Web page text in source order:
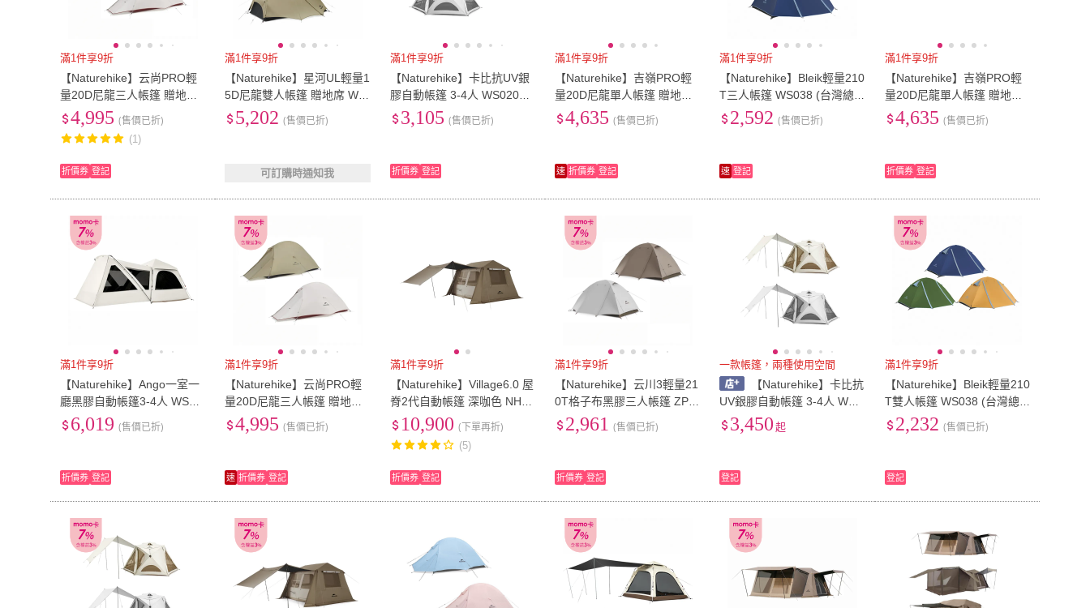
滿1件享9折
【Naturehike】云尚PRO輕
量20D尼龍三人帳篷 贈地席
WS020(台灣總代理公司貨)
4,995 (售價已折)
(1)
折價券 登記
滿1件享9折
【Naturehike】星河UL輕量1
5D尼龍雙人帳篷 贈地席 WS
022(台灣總代理公司貨)
5,202 (售價已折)
可訂購時通知我
滿1件享9折
【Naturehike】卡比抗UV銀
膠自動帳篷 3-4人 WS020
(台灣總代理公司貨)
3,105 (售價已折)
折價券 登記
滿1件享9折
【Naturehike】吉嶺PRO輕
量20D尼龍單人帳篷 贈地席
WS013 (台灣總代理公司貨)
4,635 (售價已折)
速 折價券 登記
滿1件享9折
【Naturehike】Bleik輕量210
T三人帳篷 WS038 (台灣總
代理公司貨)
2,592 (售價已折)
速 登記
滿1件享9折
【Naturehike】吉嶺PRO輕
量20D尼龍單人帳篷 贈地席
WS013 (台灣總代理公司貨)
4,635 (售價已折)
折價券 登記
滿1件享9折
【Naturehike】Ango一室一
廳黑膠自動帳篷3-4人 WS01
9 (台灣總代理公司貨)
6,019 (售價已折)
折價券 登記
滿1件享9折
【Naturehike】云尚PRO輕
量20D尼龍三人帳篷 贈地席
WS020(台灣總代理公司貨)
4,995 (售價已折)
速 折價券 登記
滿1件享9折
【Naturehike】Village6.0 屋
脊2代自動帳篷 深咖色 NH20
189(悠遊戶外)
10,900 (下單再折)
(5)
折價券 登記
滿1件享9折
【Naturehike】云川3輕量21
0T格子布黑膠三人帳篷 ZP0
24(台灣總代理公司貨)
2,961 (售價已折)
折價券 登記
一款帳篷，兩種使用空間
【Naturehike】卡比抗
UV銀膠自動帳篷 3-4人 WS0
20 台灣總代理公司貨
3,450 起
登記
滿1件享9折
【Naturehike】Bleik輕量210
T雙人帳篷 WS038 (台灣總
代理公司貨)
2,232 (售價已折)
登記